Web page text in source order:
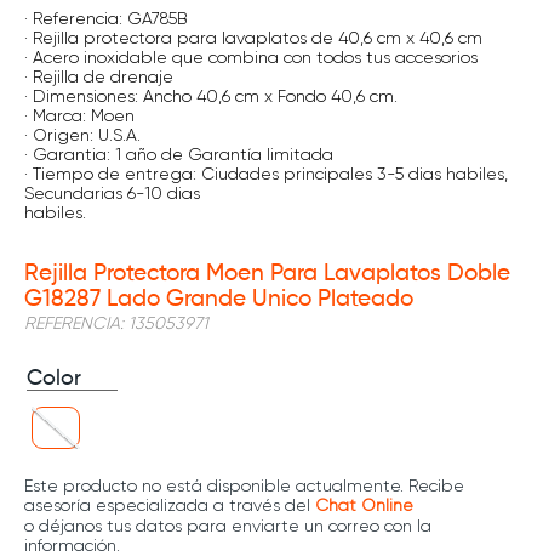
· Referencia: GA785B
· Rejilla protectora para lavaplatos de 40,6 cm x 40,6 cm
· Acero inoxidable que combina con todos tus accesorios
· Rejilla de drenaje
· Dimensiones: Ancho 40,6 cm x Fondo 40,6 cm.
· Marca: Moen
· Origen: U.S.A.
· Garantia: 1 año de Garantía limitada
· Tiempo de entrega: Ciudades principales 3-5 dias habiles,
Secundarias 6-10 dias
habiles.
Rejilla Protectora Moen Para Lavaplatos Doble
G18287 Lado Grande Unico Plateado
REFERENCIA: 135053971
Color